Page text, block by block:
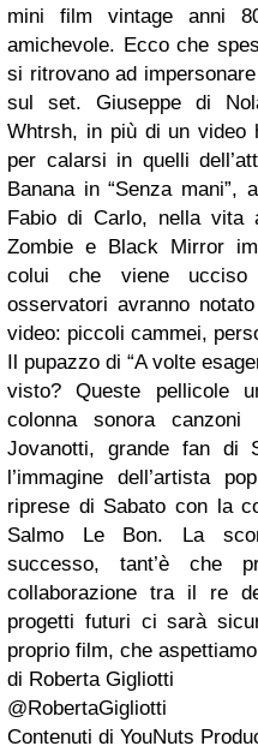
mini film vintage anni
amichevole. Ecco che
si ritrovano ad
sul set. Giuseppe di
Whtrsh, in più di un video
per calarsi in quelli
Banana in “Senza mani”,
Fabio di Carlo, nella vita
Zombie e Black Mirror
colui che viene
osservatori avranno
video: piccoli cammei,
Il pupazzo di “A volte
visto? Queste pellicole
colonna sonora
Jovanotti, grande fan di
l’immagine dell’artista
riprese di Sabato con la
Salmo Le Bon. La
successo, tant’è che
collaborazione tra il re
progetti futuri ci sarà
proprio film, che
di Roberta Gigliotti
@RobertaGigliotti
Contenuti di YouNuts